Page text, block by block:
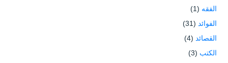
الفقه (1)
الفوائد (31)
القصائد (4)
الكتب (3)